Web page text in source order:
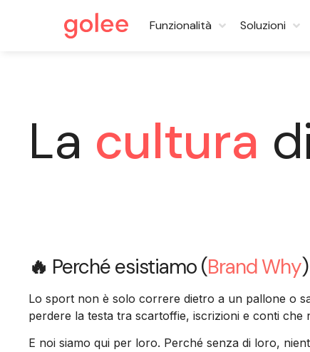
Funzionalità Soluzioni
La cultura
🔥 Perché esistiamo (Brand Why)
Lo sport non è solo correre dietro a un pallone o
perdere la testa tra scartoffie, iscrizioni e conti che
E noi siamo qui per loro. Perché senza di loro,